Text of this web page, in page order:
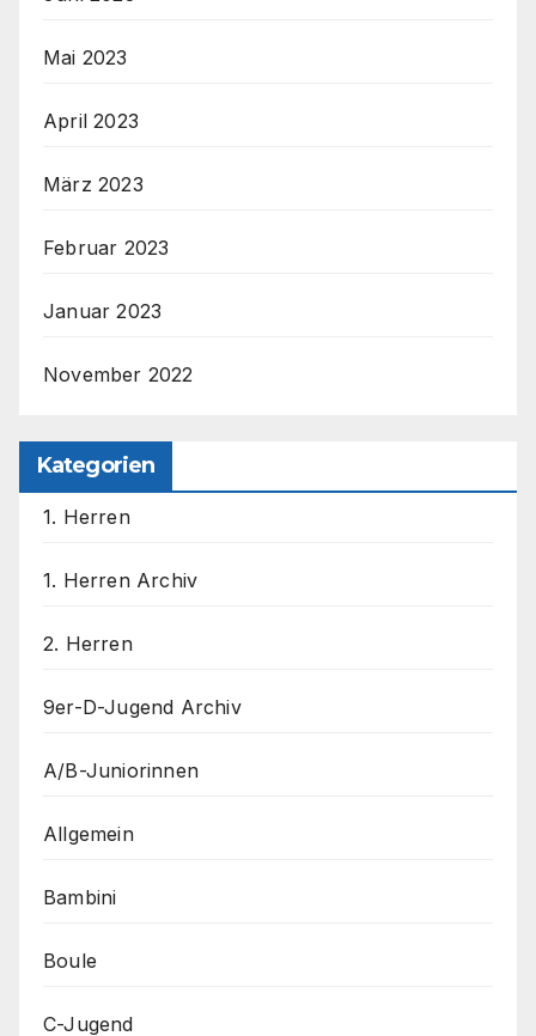
Mai 2023
April 2023
März 2023
Februar 2023
Januar 2023
November 2022
Kategorien
1. Herren
1. Herren Archiv
2. Herren
9er-D-Jugend Archiv
A/B-Juniorinnen
Allgemein
Bambini
Boule
C-Jugend